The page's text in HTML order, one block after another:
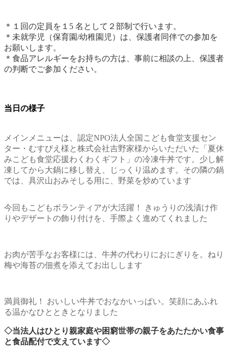
＊１回の定員を１5 名として２部制で行います。
＊未就学児（保育園/幼稚園児）は、保護者同伴での参加を
お願いします。
＊食品アレルギーをお持ちの方は、事前に相談の上、保護者
の判断でご参加ください。
当日の様子
メインメニューは、認定NPO法人全国こども食堂支援セン
ター・むすびえ様と株式会社吉野家様からいただいた「夏休
みこども食堂応援わくわくギフト」の冷凍牛丼です。少し解
凍してから大鍋に移し替え、じっくり温めます。その隣の鍋
では、具沢山おみそしる用に、野菜を炒めています
今回もこどもボランティアが大活躍！ きゅうりの浅漬け作
りやデザートの飾り付けを、手際よく進めてくれました
お肉が苦手なお客様には、牛丼の代わりにおにぎりを。ねり
梅や海苔の佃煮を添えてお出しします
満員御礼！ おいしい牛丼でおなかいっぱい。笑顔にあふれ
る温かなひとときとなりました
◇当法人はひとり親家庭や困窮世帯の親子をあたたかい食事
と食品配付で支えています◇